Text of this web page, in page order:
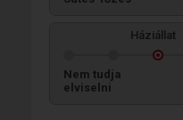
Háziállat
Nem tudja
elviselni